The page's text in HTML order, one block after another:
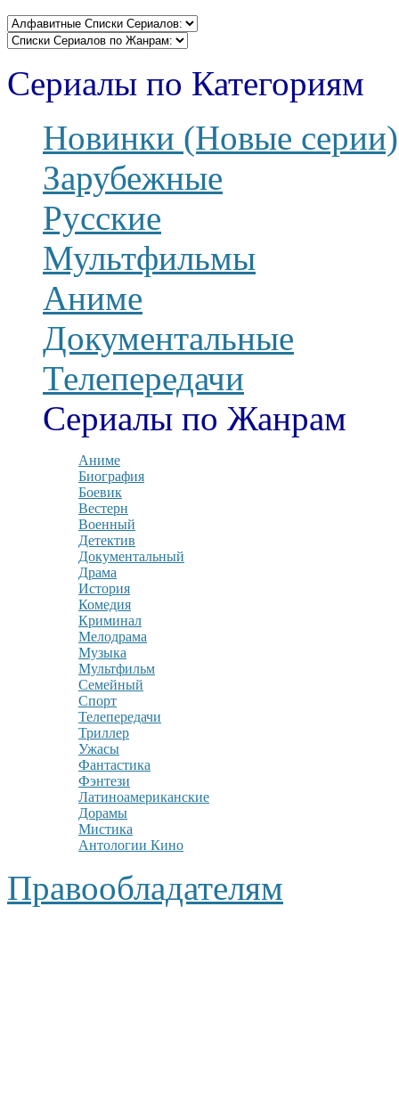
Сериалы по Категориям
Новинки (Новые серии)
Зарубежные
Русские
Мультфильмы
Аниме
Документальные
Телепередачи
Сериалы по Жанрам
Аниме
Биография
Боевик
Вестерн
Военный
Детектив
Документальный
Драма
История
Комедия
Криминал
Мелодрама
Музыка
Мультфильм
Семейный
Спорт
Телепередачи
Триллер
Ужасы
Фантастика
Фэнтези
Латиноамериканские
Дорамы
Мистика
Антологии Кино
Правообладателям